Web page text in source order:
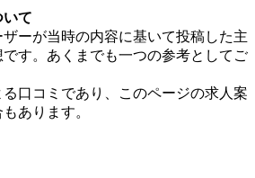
て
ーが当時の内容に基いて投稿した主
す。あくまでも一つの参考としてご
口コミであり、このページの求人案
あります。